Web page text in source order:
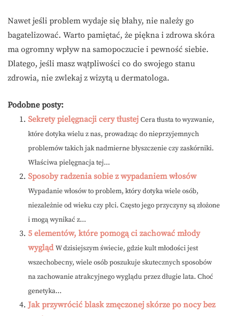
Nawet jeśli problem wydaje się błahy, nie należy go
bagatelizować. Warto pamiętać, że piękna i zdrowa skóra
ma ogromny wpływ na samopoczucie i pewność siebie.
Dlatego, jeśli masz wątpliwości co do swojego stanu
zdrowia, nie zwlekaj z wizytą u dermatologa.
Podobne posty:
Sekrety pielęgnacji cery tłustej Cera tłusta to wyzwanie,
które dotyka wielu z nas, prowadząc do nieprzyjemnych
problemów takich jak nadmierne błyszczenie czy zaskórniki.
Właściwa pielęgnacja tej...
Sposoby radzenia sobie z wypadaniem włosów
Wypadanie włosów to problem, który dotyka wiele osób,
niezależnie od wieku czy płci. Często jego przyczyny są złożone
i mogą wynikać z...
5 elementów, które pomogą ci zachować młody
wygląd W dzisiejszym świecie, gdzie kult młodości jest
wszechobecny, wiele osób poszukuje skutecznych sposobów
na zachowanie atrakcyjnego wyglądu przez długie lata. Choć
genetyka...
Jak przywrócić blask zmęczonej skórze po nocy bez